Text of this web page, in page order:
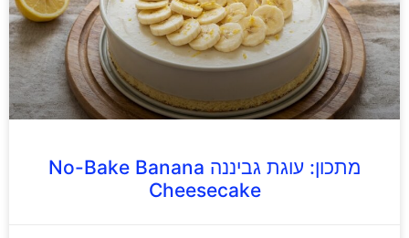
מתכון: עוגת גביננה No-Bake Banana
Cheesecake